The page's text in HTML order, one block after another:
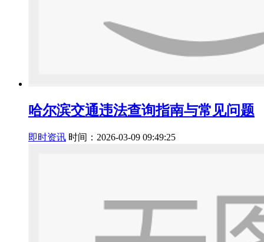
哈尔滨交通违法查询指南与常见问题
即时资讯 时间：2026-03-09 09:49:25